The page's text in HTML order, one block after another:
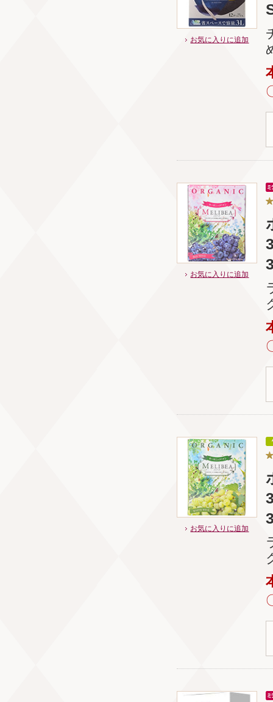
お気に入りに追加
お気に入りに追加
お気に入りに追加